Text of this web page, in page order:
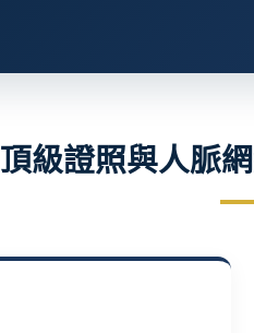
頂級證照與人脈